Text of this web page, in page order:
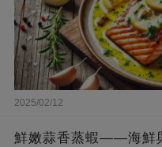
2025/02/12
鮮嫩蒜香蒸蝦——海鮮